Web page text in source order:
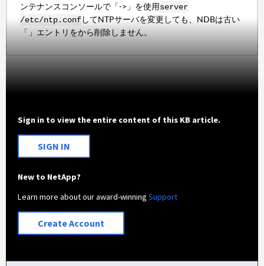
ンテナンスコンソールで「->」を使用server
/etc/ntp.confしてNTPサーバを変更しても、NDBは古い
「」エントリをから削除しません。
Sign in to view the entire content of this KB article.
SIGN IN
New to NetApp?
Learn more about our award-winningSupport
Create Account